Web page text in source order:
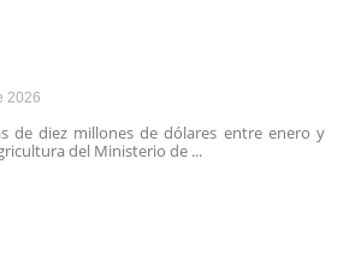
2026
de diez millones de dólares entre enero y
del Ministerio de ...